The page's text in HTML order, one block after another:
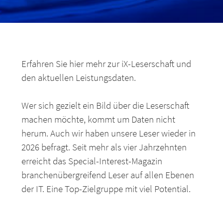
Erfahren Sie hier mehr zur iX-Leserschaft und
den aktuellen Leistungsdaten.
Wer sich gezielt ein Bild über die Leserschaft
machen möchte, kommt um Daten nicht
herum. Auch wir haben unsere Leser wieder in
2026 befragt. Seit mehr als vier Jahrzehnten
erreicht das Special-Interest-Magazin
branchenübergreifend Leser auf allen Ebenen
der IT. Eine Top-Zielgruppe mit viel Potential.